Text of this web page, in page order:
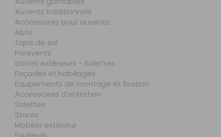
Auvents traditionnels
Accessoires pour auvents
Abris
Tapis de sol
Parevents
Stores extérieurs - Solettes
Façades et habillages
Equipements de montage et fixation
Accessoires d'entretien
Solettes
Stores
Mobilier extérieur